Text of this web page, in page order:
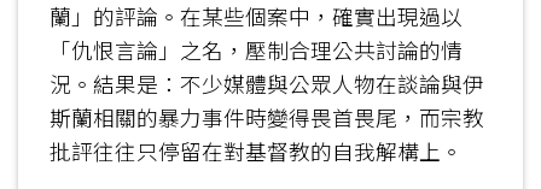
蘭」的評論。在某些個案中，確實出現過以
「仇恨言論」之名，壓制合理公共討論的情
況。結果是：不少媒體與公眾人物在談論與伊
斯蘭相關的暴力事件時變得畏首畏尾，而宗教
批評往往只停留在對基督教的自我解構上。